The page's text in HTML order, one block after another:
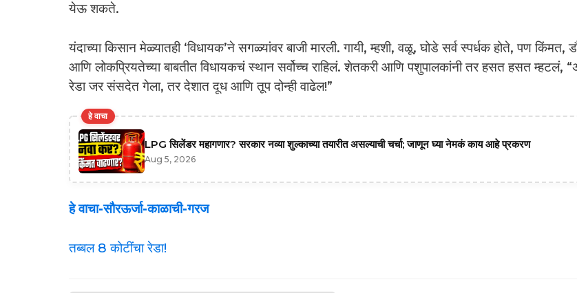
येऊ शकते.
यंदाच्या किसान मेळ्यातही ‘विधायक’ने सगळ्यांवर बाजी मारली. गायी, म्हशी, वळू, घोडे सर्व स्पर्धक होते, पण किंमत,
आणि लोकप्रियतेच्या बाबतीत विधायकचं स्थान सर्वोच्च राहिलं. शेतकरी आणि पशुपालकांनी तर हसत हसत म्हटलं,
रेडा जर संसदेत गेला, तर देशात दूध आणि तूप दोन्ही वाढेल!”
हे वाचा
LPG सिलेंडर महागणार? सरकार नव्या शुल्काच्या तयारीत असल्याची चर्चा; जाणून घ्या नेमकं काय आहे प्रकरण
Aug 5, 2026
हे वाचा-सौरऊर्जा-काळाची-गरज
तब्बल 8 कोटींचा रेडा!